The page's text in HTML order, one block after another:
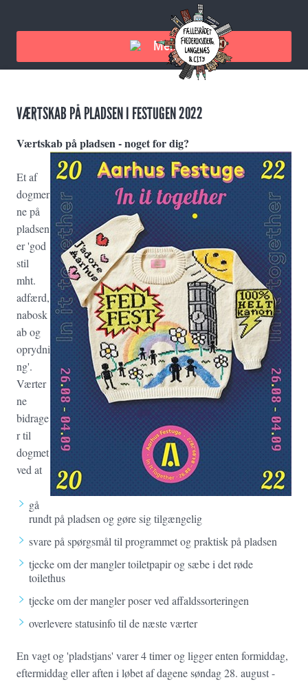
Menu
VÆRTSKAB PÅ PLADSEN I FESTUGEN 2022
Værtskab på pladsen - noget for dig?
Et af
dogmer
ne på
pladsen
er 'god
stil
mht.
adfærd,
nabosk
ab og
oprydni
ng'.
Værter
ne
bidrage
r til
dogmet
ved at
gå
rundt på pladsen og gøre sig tilgængelig
svare på spørgsmål til programmet og praktisk på pladsen
tjecke om der mangler toiletpapir og sæbe i det røde
toilethus
tjecke om der mangler poser ved affaldssorteringen
overlevere statusinfo til de næste værter
En vagt og 'pladstjans' varer 4 timer og ligger enten formiddag,
eftermiddag eller aften i løbet af dagene søndag 28. august -